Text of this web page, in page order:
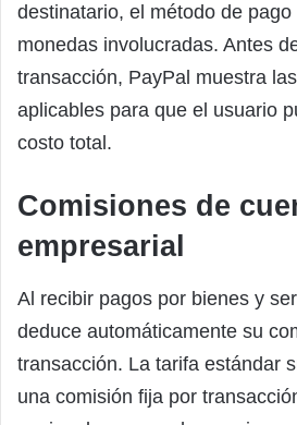
destinatario, el método de
monedas involucradas. Antes
transacción, PayPal muestra
aplicables para que el usuario
costo total.
Comisiones de
empresarial
Al recibir pagos por bienes y
deduce automáticamente su
transacción. La tarifa estándar
una comisión fija por